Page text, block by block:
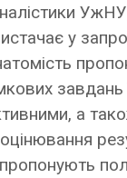
у
а